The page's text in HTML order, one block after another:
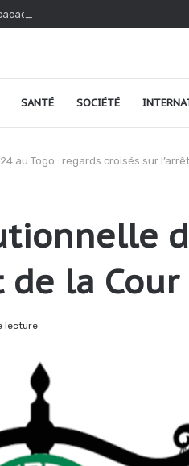
au Togo : une relance fondée
SANTÉ SOCIÉTÉ
au Togo : regards croisés sur
la Cour
lecture